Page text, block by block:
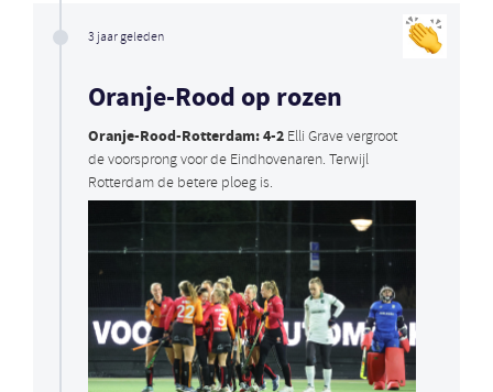
3 jaar geleden
Oranje-Rood op rozen
Oranje-Rood-Rotterdam: 4-2 Elli Grave vergroot
de voorsprong voor de Eindhovenaren. Terwijl
Rotterdam de betere ploeg is.